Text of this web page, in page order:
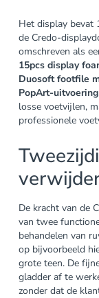
Het display bevat
de Credo-
omschreven als
15pcs display
Duosoft footfile
PopArt-uitvoering
losse voetvijlen,
professionele
De kracht van de
van twee
behandelen van
op bijvoorbeeld
grote teen. De
gladder af te
zonder dat de